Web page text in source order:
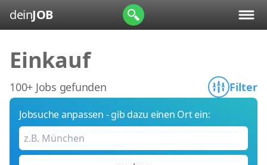
deinJOB
Einkauf
100+ Jobs gefunden Filter
Jobsuche anpassen - gib dazu einen Ort ein: